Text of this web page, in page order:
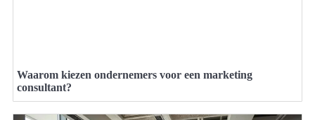
Waarom kiezen ondernemers voor een marketing
consultant?